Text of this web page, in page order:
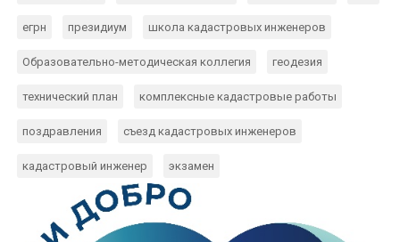
егрн президиум школа кадастровых инженеров
Образовательно-методическая коллегия геодезия
технический план комплексные кадастровые работы
поздравления съезд кадастровых инженеров
кадастровый инженер экзамен